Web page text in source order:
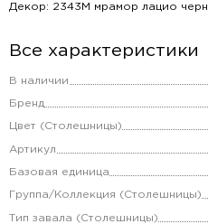
Декор: 2343М мрамор лацио
Все характеристики
В наличии
Бренд
Цвет (Столешницы)
Артикул
Базовая единица
Группа/Коллекция (Столешницы)
Тип завала (Столешницы)